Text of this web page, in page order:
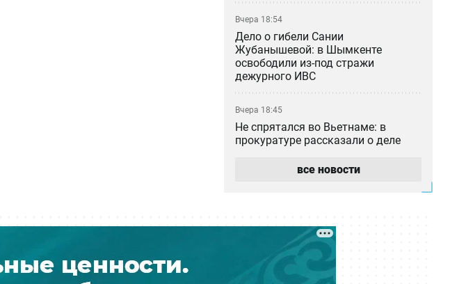
Вчера 18:54
Дело о гибели Сании
Жубанышевой: в Шымкенте
освободили из-под стражи
дежурного ИВС
Вчера 18:45
Не спрятался во Вьетнаме: в
прокуратуре рассказали о деле
Audi в Астане
все новости